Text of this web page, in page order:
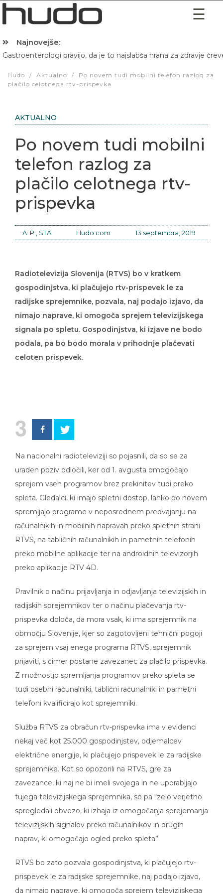
Najnovejše:
Gastroenterologi pravijo, da je to najslabša hrana za zdravje
Hudo / Aktualno /
Po novem tudi mobilni telefon razlog za
plačilo celotnega rtv-prispevka
AKTUALNO
Po novem tudi mobilni
telefon razlog za
plačilo celotnega rtv-
prispevka
A. P., STA Hudo.com 13 septembra, 2019
Radiotelevizija Slovenija (RTVS) bo v kratkem
gospodinjstva, ki plačujejo rtv-prispevek le za
radijske sprejemnike, pozvala, naj podajo izjavo, da
nimajo naprave, ki omogoča sprejem televizijskega
signala po spletu. Gospodinjstva, ki izjave ne bodo
podala, pa bo bodo morala v prihodnje plačevati
celoten prispevek.
3
Na nacionalni radioteleviziji so pojasnili, da so se za
uraden poziv odločili, ker od 1. avgusta omogočajo
sprejem vseh programov brez prekinitev tudi preko
spleta. Gledalci, ki imajo spletni dostop, lahko po novem
spremljajo programe v neposrednem predvajanju na
računalnikih in mobilnih napravah preko spletnih strani
RTVS, na tabličnih računalnikih in pametnih telefonih
preko mobilne aplikacije ter na androidnih televizorjih
preko aplikacije RTV 4D.
Pravilnik o načinu prijavljanja in odjavljanja televizijskih in
radijskih sprejemnikov ter o načinu plačevanja rtv-
prispevka določa, da mora vsak, ki ima sprejemnik na
območju Slovenije, kjer so zagotovljeni tehnični pogoji
za sprejem vsaj enega programa RTVS, sprejemnik
prijaviti, s čimer postane zavezanec za plačilo prispevka.
Z možnostjo spremljanja programov preko spleta se
tudi osebni računalniki, tablični računalniki in pametni
telefoni kvalificirajo kot sprejemniki.
Služba RTVS za obračun rtv-prispevka ima v evidenci
nekaj več kot 25.000 gospodinjstev, odjemalcev
električne energije, ki plačujejo prispevek le za radijske
sprejemnike. Kot so opozorili na RTVS, gre za
zavezance, ki naj ne bi imeli svojega in ne uporabljajo
tujega televizijskega sprejemnika, so pa “zelo verjetno
spregledali obvezo, ki izhaja iz omogočanja sprejemanja
televizijskih signalov preko računalnikov in drugih
naprav, ki omogočajo ogled preko spleta”.
RTVS bo zato pozvala gospodinjstva, ki plačujejo rtv-
prispevek le za radijske sprejemnike, naj podajo izjavo,
da nimajo naprave, ki omogoča sprejem televizijskega